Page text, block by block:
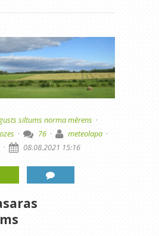
siltums normamērens ·
· 76 · meteolapa ·
· 08.08.2021 15:16